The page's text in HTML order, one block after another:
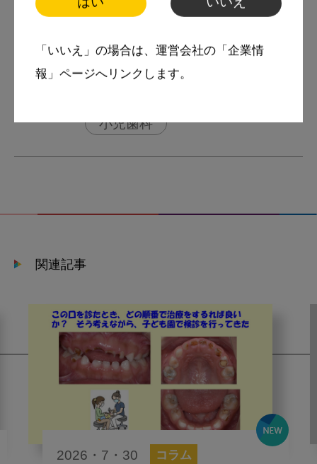
「いいえ」の場合は、運営会社の「企業情
報」ページへリンクします。
小児歯科
関連記事
2026・7・30 コラム